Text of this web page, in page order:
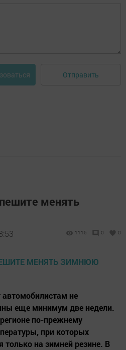
Отправить
менять
1115 0 0
не
еще минимум две недели.
по-прежнему
при которых
только на зимней резине. В